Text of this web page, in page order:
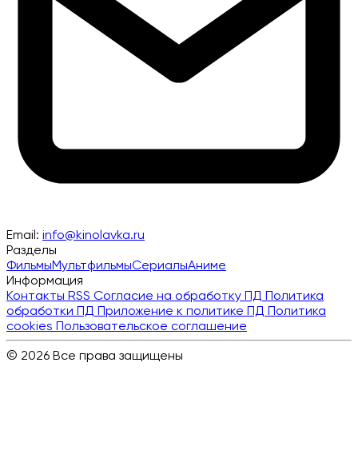
Email: info@kinolavka.ru
Разделы
ФильмыМультфильмыСериалыАниме
Информация
Контакты RSS Согласие на обработку ПД Политика
обработки ПД Приложение к политике ПД Политика
cookies Пользовательское соглашение
© 2026 Все права защищены